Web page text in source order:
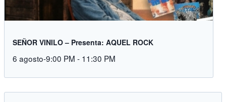
SEÑOR VINILO – Presenta: AQUEL ROCK
6 agosto-9:00 PM - 11:30 PM